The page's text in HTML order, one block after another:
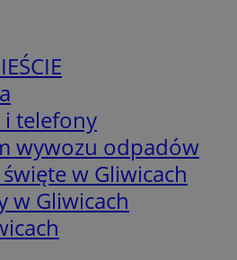
i telefony
wywozu odpadów
w Gliwicach
w Gliwicach